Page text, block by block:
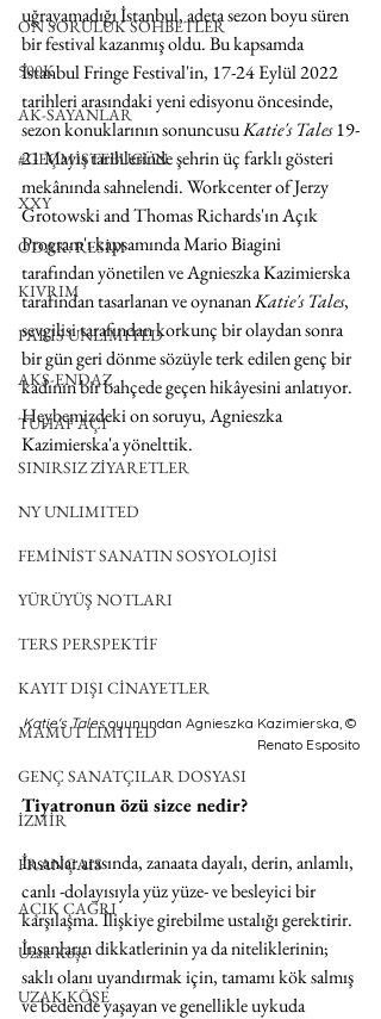
ON SORULUK SOHBETLER
500K
AK-SAYANLAR
#GEÇMİŞTEBUGÜN
XXY
ODAK: RESİM
KIVRIM
PARIS UNLIMITED
AKS-ENDAZ
TUHAF AÇI
SINIRSIZ ZİYARETLER
NY UNLIMITED
FEMİNİST SANATIN SOSYOLOJİSİ
YÜRÜYÜŞ NOTLARI
TERS PERSPEKTİF
KAYIT DIŞI CİNAYETLER
MAMUT LIMITED
GENÇ SANATÇILAR DOSYASI
İZMİR
FRANÇAIS
AÇIK ÇAĞRI
Uzak Köşe
UZAK KÖŞE
uğrayamadığı İstanbul, adeta sezon boyu süren
bir festival kazanmış oldu. Bu kapsamda
İstanbul Fringe Festival'in, 17-24 Eylül 2022
tarihleri arasındaki yeni edisyonu öncesinde,
sezon konuklarının sonuncusu Katie's Tales 19-
21 Mayıs tarihlerinde şehrin üç farklı gösteri
mekânında sahnelendi. Workcenter of Jerzy
Grotowski and Thomas Richards'ın Açık
Program'ı kapsamında Mario Biagini
tarafından yönetilen ve Agnieszka Kazimierska
tarafından tasarlanan ve oynanan Katie's Tales,
sevgilisi tarafından korkunç bir olaydan sonra
bir gün geri dönme sözüyle terk edilen genç bir
kadının bir bahçede geçen hikâyesini anlatıyor.
Heybemizdeki on soruyu, Agnieszka
Kazimierska'a yönelttik.
Katie's Tales oyunundan Agnieszka Kazimierska, ©
Renato Esposito
Tiyatronun özü sizce nedir?
İnsanlar arasında, zanaata dayalı, derin, anlamlı,
canlı -dolayısıyla yüz yüze- ve besleyici bir
karşılaşma. İlişkiye girebilme ustalığı gerektirir.
İnsanların dikkatlerinin ya da niteliklerinin;
saklı olanı uyandırmak için, tamamı kök salmış
ve bedende yaşayan ve genellikle uykuda